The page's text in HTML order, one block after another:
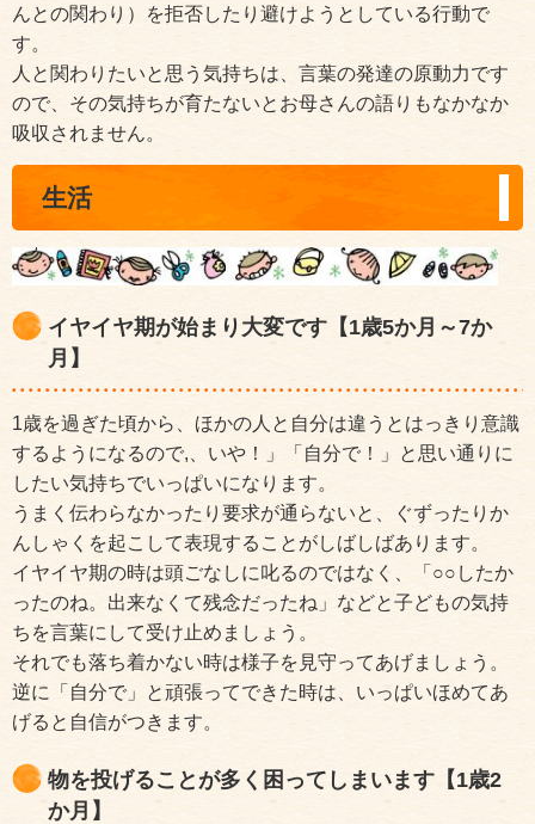
んとの関わり）を拒否したり避けようとしている行動で
す。
人と関わりたいと思う気持ちは、言葉の発達の原動力です
ので、その気持ちが育たないとお母さんの語りもなかなか
吸収されません。
生活
イヤイヤ期が始まり大変です【1歳5か月～7か
月】
1歳を過ぎた頃から、ほかの人と自分は違うとはっきり意識
するようになるので,、いや！」「自分で！」と思い通りに
したい気持ちでいっぱいになります。
うまく伝わらなかったり要求が通らないと、ぐずったりか
んしゃくを起こして表現することがしばしばあります。
イヤイヤ期の時は頭ごなしに叱るのではなく、「○○したか
ったのね。出来なくて残念だったね」などと子どもの気持
ちを言葉にして受け止めましょう。
それでも落ち着かない時は様子を見守ってあげましょう。
逆に「自分で」と頑張ってできた時は、いっぱいほめてあ
げると自信がつきます。
物を投げることが多く困ってしまいます【1歳2
か月】